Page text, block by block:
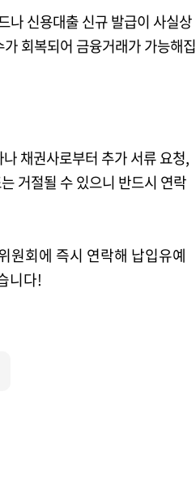
나 신용대출 신규 발급이 사실상
회복되어 금융거래가 가능해집
채권사로부터 추가 서류 요청,
거절될 수 있으니 반드시 연락
원회에 즉시 연락해 납입유예
니다!